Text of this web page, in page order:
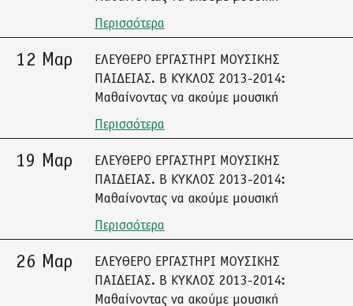
Περισσότερα
12 Μαρ
ΕΛΕΥΘΕΡΟ ΕΡΓΑΣΤΗΡΙ ΜΟΥΣΙΚΗΣ
ΠΑΙΔΕΙΑΣ. Β ΚΥΚΛΟΣ 2013-2014:
Μαθαίνοντας να ακούμε μουσική
Περισσότερα
19 Μαρ
ΕΛΕΥΘΕΡΟ ΕΡΓΑΣΤΗΡΙ ΜΟΥΣΙΚΗΣ
ΠΑΙΔΕΙΑΣ. Β ΚΥΚΛΟΣ 2013-2014:
Μαθαίνοντας να ακούμε μουσική
Περισσότερα
26 Μαρ
ΕΛΕΥΘΕΡΟ ΕΡΓΑΣΤΗΡΙ ΜΟΥΣΙΚΗΣ
ΠΑΙΔΕΙΑΣ. Β ΚΥΚΛΟΣ 2013-2014:
Μαθαίνοντας να ακούμε μουσική